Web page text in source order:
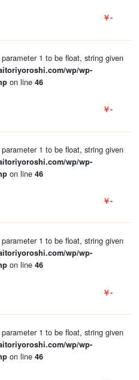
￥-
1 to be float, string given
wp/wp-
on line 46
￥-
1 to be float, string given
wp/wp-
on line 46
￥-
1 to be float, string given
wp/wp-
on line 46
￥-
1 to be float, string given
wp/wp-
on line 46